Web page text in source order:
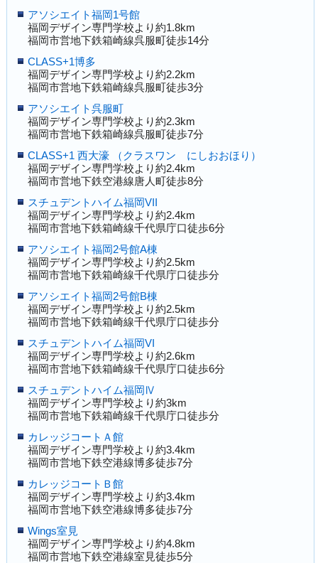
アソシエイト福岡1号館
福岡デザイン専門学校より約1.8km
福岡市営地下鉄箱崎線呉服町徒歩14分
CLASS+1博多
福岡デザイン専門学校より約2.2km
福岡市営地下鉄箱崎線呉服町徒歩3分
アソシエイト呉服町
福岡デザイン専門学校より約2.3km
福岡市営地下鉄箱崎線呉服町徒歩7分
CLASS+1 西大濠 （クラスワン にしおおほり）
福岡デザイン専門学校より約2.4km
福岡市営地下鉄空港線唐人町徒歩8分
スチュデントハイム福岡VII
福岡デザイン専門学校より約2.4km
福岡市営地下鉄箱崎線千代県庁口徒歩6分
アソシエイト福岡2号館A棟
福岡デザイン専門学校より約2.5km
福岡市営地下鉄箱崎線千代県庁口徒歩分
アソシエイト福岡2号館B棟
福岡デザイン専門学校より約2.5km
福岡市営地下鉄箱崎線千代県庁口徒歩分
スチュデントハイム福岡VI
福岡デザイン専門学校より約2.6km
福岡市営地下鉄箱崎線千代県庁口徒歩6分
スチュデントハイム福岡Ⅳ
福岡デザイン専門学校より約3km
福岡市営地下鉄箱崎線千代県庁口徒歩分
カレッジコートＡ館
福岡デザイン専門学校より約3.4km
福岡市営地下鉄空港線博多徒歩7分
カレッジコートＢ館
福岡デザイン専門学校より約3.4km
福岡市営地下鉄空港線博多徒歩7分
Wings室見
福岡デザイン専門学校より約4.8km
福岡市営地下鉄空港線室見徒歩5分